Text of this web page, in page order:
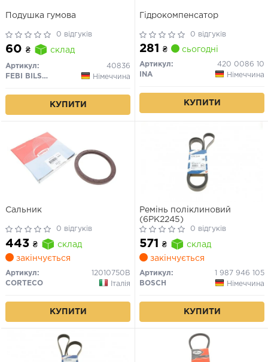
Подушка гумова
0 відгуків
60 ₴ склад
Артикул:
40836
FEBI BILSTEIN
Німеччина
КУПИТИ
Гідрокомпенсатор
0 відгуків
281 ₴ сьогодні
Артикул:
420 0086 10
INA
Німеччина
КУПИТИ
Сальник
0 відгуків
443 ₴
склад
закінчується
Артикул:
12010750B
CORTECO
Італія
КУПИТИ
Ремінь поліклиновий
(6PK2245)
0 відгуків
571 ₴
склад
закінчується
Артикул:
1 987 946 105
BOSCH
Німеччина
КУПИТИ